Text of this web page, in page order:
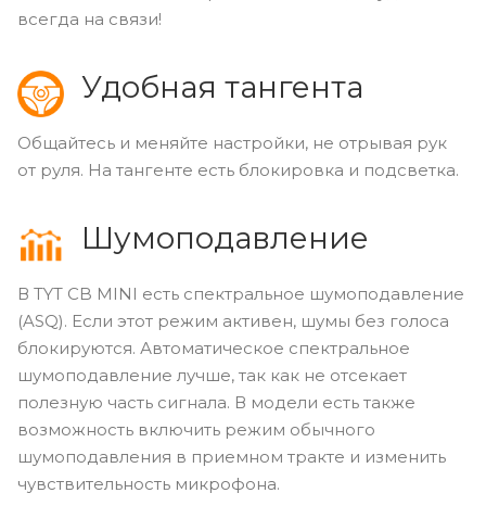
всегда на связи!
Удобная тангента
Общайтесь и меняйте настройки, не отрывая рук
от руля. На тангенте есть блокировка и подсветка.
Шумоподавление
В TYT CB MINI есть спектральное шумоподавление
(ASQ). Если этот режим активен, шумы без голоса
блокируются. Автоматическое спектральное
шумоподавление лучше, так как не отсекает
полезную часть сигнала. В модели есть также
возможность включить режим обычного
шумоподавления в приемном тракте и изменить
чувствительность микрофона.